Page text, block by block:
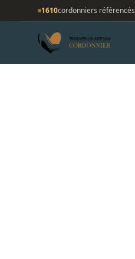
1610cordonniers référencés